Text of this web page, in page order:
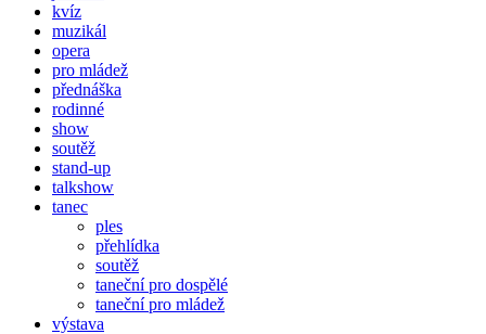
kvíz
muzikál
opera
pro mládež
přednáška
rodinné
show
soutěž
stand-up
talkshow
tanec
ples
přehlídka
soutěž
taneční pro dospělé
taneční pro mládež
výstava